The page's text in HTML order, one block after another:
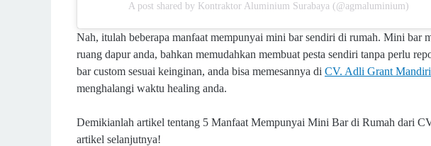
A post shared by Kontraktor Aluminium Surabaya (@agmaluminium)
Nah, itulah beberapa manfaat mempunyai mini bar sendiri di rumah. Mini bar
ruang dapur anda, bahkan memudahkan membuat pesta sendiri tanpa perlu
bar custom sesuai keinginan, anda bisa memesannya di CV. Adli Grant Mandiri
menghalangi waktu healing anda.
Demikianlah artikel tentang 5 Manfaat Mempunyai Mini Bar di Rumah dari
artikel selanjutnya!